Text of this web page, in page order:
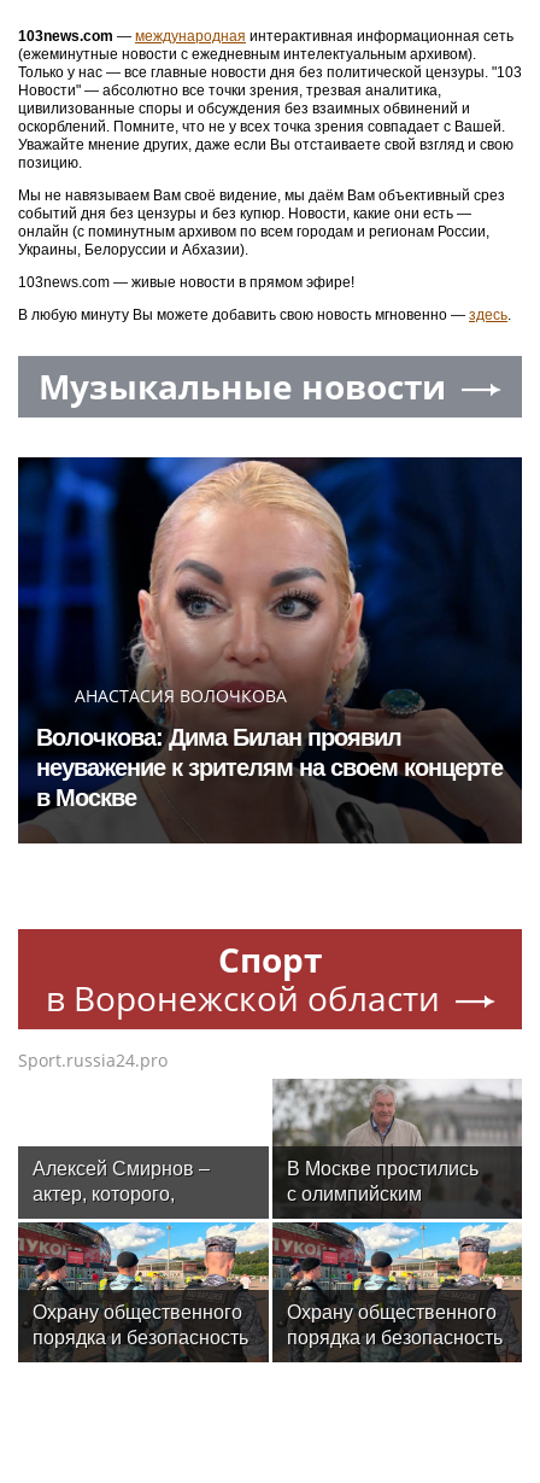
103news.com — международная интерактивная информационная сеть
(ежеминутные новости с ежедневным интелектуальным архивом).
Только у нас — все главные новости дня без политической цензуры. "103
Новости" — абсолютно все точки зрения, трезвая аналитика,
цивилизованные споры и обсуждения без взаимных обвинений и
оскорблений. Помните, что не у всех точка зрения совпадает с Вашей.
Уважайте мнение других, даже если Вы отстаиваете свой взгляд и свою
позицию.
Мы не навязываем Вам своё видение, мы даём Вам объективный срез
событий дня без цензуры и без купюр. Новости, какие они есть —
онлайн (с поминутным архивом по всем городам и регионам России,
Украины, Белоруссии и Абхазии).
103news.com — живые новости в прямом эфире!
В любую минуту Вы можете добавить свою новость мгновенно — здесь.
Музыкальные новости
АНАСТАСИЯ ВОЛОЧКОВА
Волочкова: Дима Билан проявил
неуважение к зрителям на своем концерте
в Москве
Спорт
в Воронежской области
Sport.russia24.pro
Алексей Смирнов –
актер, которого,
надеюсь, еще не
забыли
В Москве простились
с олимпийским
чемпионом Иваном
Едешко
Охрану общественного
порядка и безопасность
на футбольном матче в
Охрану общественного
порядка и безопасность
на футбольном матче в